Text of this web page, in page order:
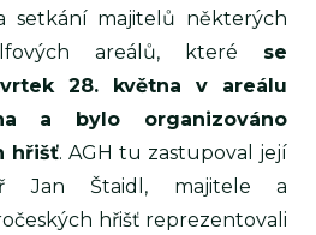
setkání majitelů některých
areálů, které se
28. května v areálu
a bylo organizováno
hřišť. AGH tu zastupoval její
Jan Štaidl, majitele a
hřišť reprezentovali